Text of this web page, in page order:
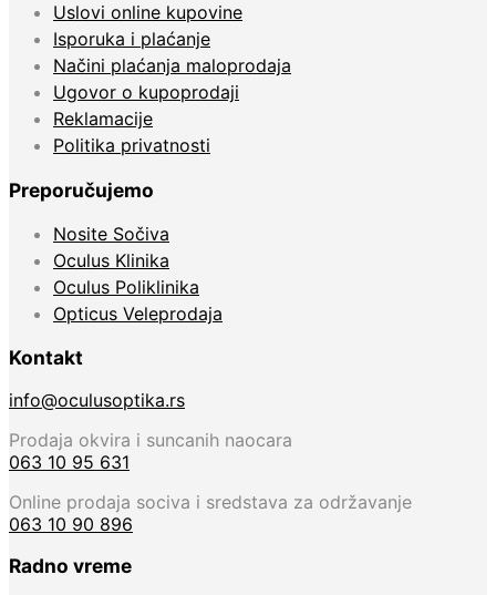
Uslovi online kupovine
Isporuka i plaćanje
Načini plaćanja maloprodaja
Ugovor o kupoprodaji
Reklamacije
Politika privatnosti
Preporučujemo
Nosite Sočiva
Oculus Klinika
Oculus Poliklinika
Opticus Veleprodaja
Kontakt
info@oculusoptika.rs
Prodaja okvira i suncanih naocara
063 10 95 631
Online prodaja sociva i sredstava za održavanje
063 10 90 896
Radno vreme